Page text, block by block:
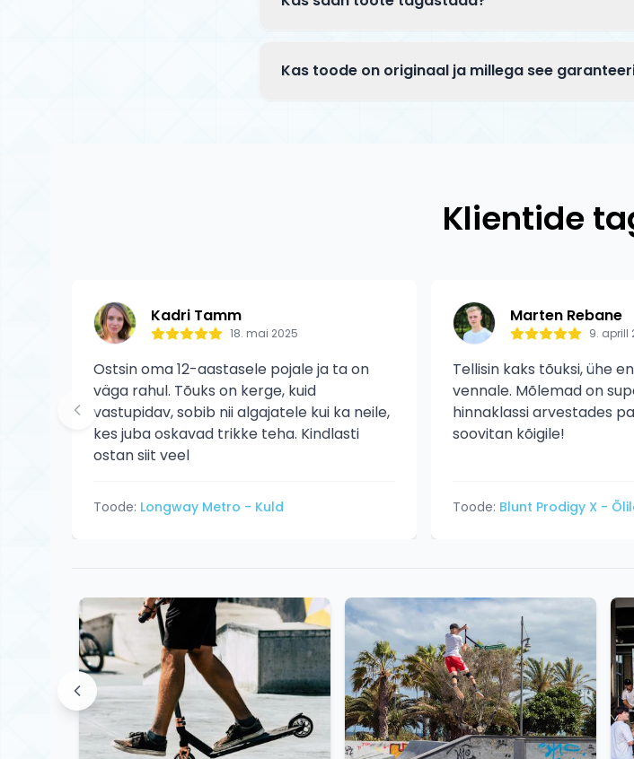
Tagastatav toode peab olema kasutamata,
Kas toode on originaal ja millega see
Klientide
Kadri Tamm
18. mai 2025
Ostsin oma 12-aastasele pojale ja ta on
väga rahul. Tõuks on kerge, kuid
vastupidav, sobib nii algajatele kui ka neile,
kes juba oskavad trikke teha. Kindlasti
ostan siit veel
Toode: Longway Metro - Kuld
Marten Rebane
9. aprill
Tellisin kaks tõuksi, ühe
vennale. Mõlemad on
hinnaklassi arvestades
soovitan kõigile!
Toode: Blunt Prodigy X -